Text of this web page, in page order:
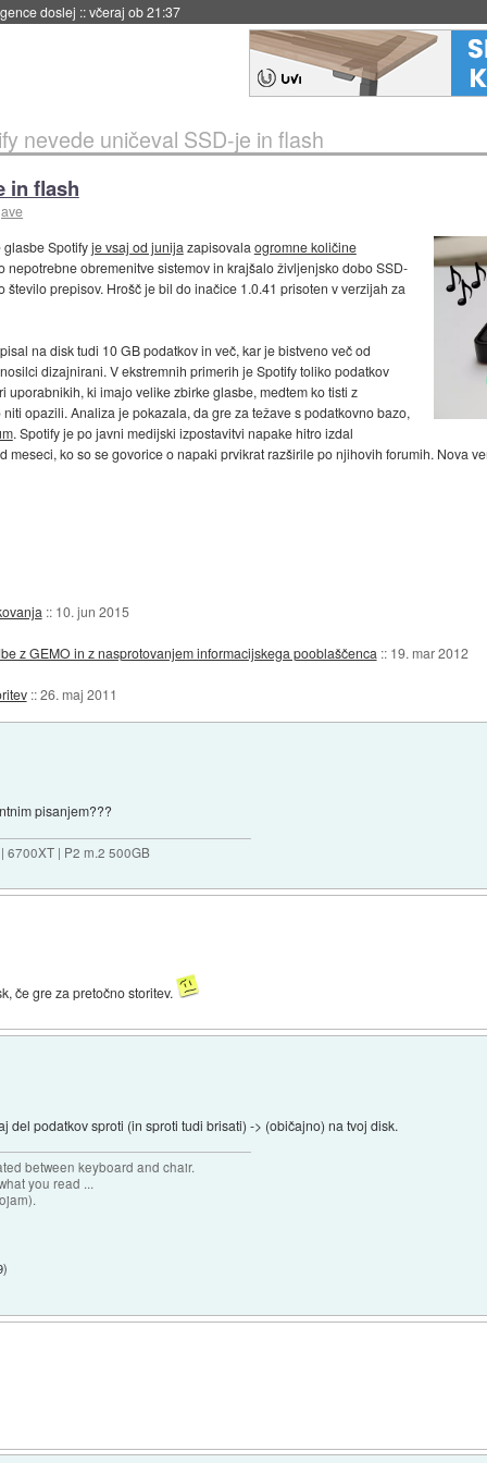
inteligence::včeraj ob 21:23
nevede uničeval SSD-je in flash
in flash
Spotifyje vsaj od junija zapisovala ogromne količine
nepotrebne obremenitve sistemov in krajšalo življenjsko dobo SSD-
prepisov. Hrošč je bil do inačice 1.0.41 prisoten v verzijah za
na disk tudi 10 GB podatkov in več, kar je bistveno več od
dizajnirani. V ekstremnih primerih je Spotify toliko podatkov
uporabnikih, ki imajo velike zbirke glasbe, medtem ko tisti z
opazili. Analiza je pokazala, da gre za težave s podatkovno bazo,
. Spotify je po javni medijski izpostavitvi napake hitro izdal
ko so se govorice o napaki prvikrat razširile po njihovih forumih. Nova
:: 10. jun 2015
z GEMO in z nasprotovanjem informacijskega pooblaščenca :: 19. mar 2012
::26. maj 2011
pisanjem???
6700XT | P2 m.2 500GB
če gre za pretočno storitev.
del podatkov sproti (in sproti tudi brisati) -> (običajno) na tvoj disk.
between keyboard and chair.
you read ...
)